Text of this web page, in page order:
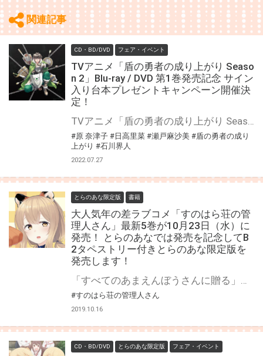
関連記事
CD・BD/DVD フェア・イベント
TVアニメ「盾の勇者の成り上がり Seaso
n 2」Blu-ray / DVD 第1巻発売記念 サイン
入り台本プレゼントキャンペーン開催決
定！
#原 奈津子 #日高里菜 #瀬戸麻沙美 #盾の勇者の成り
上がり #石川界人
2022.07.27
とらのあな限定版 書籍
大人気年の差ラブコメ「すのはら荘の管
理人さん」最新5巻が10月23日（水）に
発売！ とらのあなでは発売を記念してB
2タペストリー付きとらのあな限定版を
発売します！
#すのはら荘の管理人さん
2019.10.16
CD・BD/DVD とらのあな限定版 フェア・イベント